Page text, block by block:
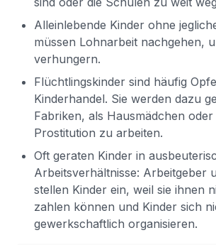
Alleinlebende Kinder ohne
müssen Lohnarbeit nachgehen,
verhungern.
Flüchtlingskinder sind häufig
Kinderhandel. Sie werden dazu
Fabriken, als Hausmädchen
Prostitution zu arbeiten.
Oft geraten Kinder in
Arbeitsverhältnisse: Arbeitgeber
stellen Kinder ein, weil sie ihnen
zahlen können und Kinder sich
gewerkschaftlich organisieren.